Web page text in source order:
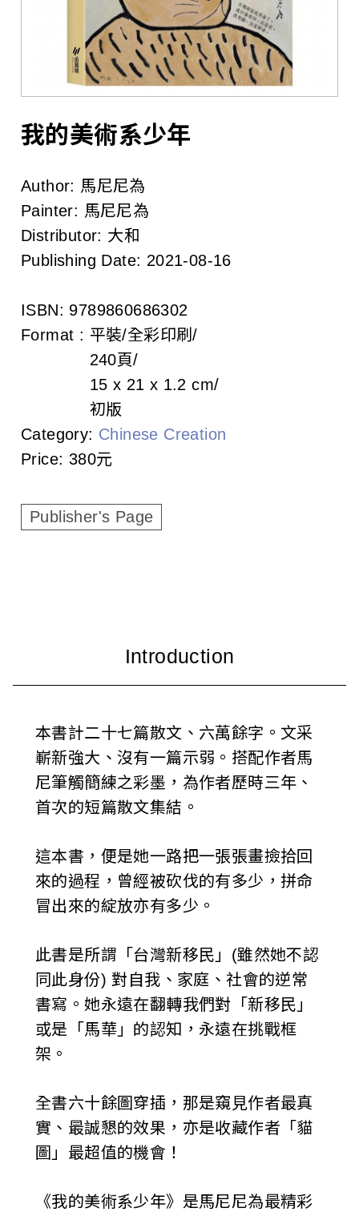
h
e
s
A
s
s
o
a
t
o
我的美術系少年
Author: 馬尼尼為
Painter: 馬尼尼為
Distributor: 大和
Publishing Date: 2021-08-16
ISBN: 9789860686302
Format : 平裝/全彩印刷
240頁
15 x 21 x 1.2 cm
初版
Category: Chinese Creation
Price: 380元
Publisher's Page
本書計二十七篇散文、六萬餘字。文采
嶄新強大、沒有一篇示弱。搭配作者馬
尼筆觸簡練之彩墨，為作者歷時三年、
首次的短篇散文集結。
這本書，便是她一路把一張張畫撿拾回
來的過程，曾經被砍伐的有多少，拼命
冒出來的綻放亦有多少。
此書是所謂「台灣新移民」(雖然她不認
同此身份) 對自我、家庭、社會的逆常
書寫。她永遠在翻轉我們對「新移民」
或是「馬華」的認知，永遠在挑戰框
架。
全書六十餘圖穿插，那是窺見作者最真
實、最誠懇的效果，亦是收藏作者「貓
圖」最超值的機會！
《我的美術系少年》是馬尼尼為最精彩